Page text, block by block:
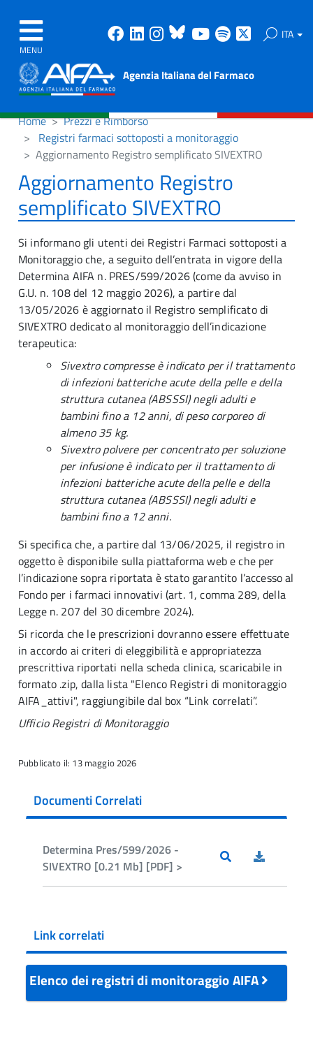
MENU
Facebook
Linkedin
Instagram
Bluesky
Youtube
Spotify ITA
Agenzia Italiana del Farmaco
Home
Prezzi e Rimborso
Registri farmaci sottoposti a monitoraggio
Aggiornamento Registro semplificato SIVEXTRO
Aggiornamento Registro
semplificato SIVEXTRO
Si informano gli utenti dei Registri Farmaci sottoposti a
Monitoraggio che, a seguito dell’entrata in vigore della
Determina AIFA n. PRES/599/2026 (come da avviso in
G.U. n. 108 del 12 maggio 2026), a partire dal
13/05/2026 è aggiornato il Registro semplificato di
SIVEXTRO dedicato al monitoraggio dell’indicazione
terapeutica:
Sivextro compresse è indicato per il trattamento
di infezioni batteriche acute della pelle e della
struttura cutanea (ABSSSI) negli adulti e
bambini fino a 12 anni, di peso corporeo di
almeno 35 kg.
Sivextro polvere per concentrato per soluzione
per infusione è indicato per il trattamento di
infezioni batteriche acute della pelle e della
struttura cutanea (ABSSSI) negli adulti e
bambini fino a 12 anni.
Si specifica che, a partire dal 13/06/2025, il registro in
oggetto è disponibile sulla piattaforma web e che per
l’indicazione sopra riportata è stato garantito l’accesso al
Fondo per i farmaci innovativi (art. 1, comma 289, della
Legge n. 207 del 30 dicembre 2024).
Si ricorda che le prescrizioni dovranno essere effettuate
in accordo ai criteri di eleggibilità e appropriatezza
prescrittiva riportati nella scheda clinica, scaricabile in
formato .zip, dalla lista "Elenco Registri di monitoraggio
AIFA_attivi", raggiungibile dal box “Link correlati”.
Ufficio Registri di Monitoraggio
Pubblicato il: 13 maggio 2026
Documenti Correlati
Determina Pres/599/2026 -
SIVEXTRO [0.21 Mb] [PDF] >
Link correlati
Elenco dei registri di monitoraggio AIFA